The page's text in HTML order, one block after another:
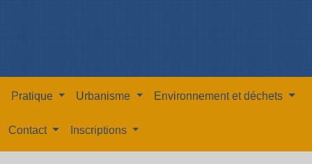
Pratique Urbanisme Environnement et déchets
Contact Inscriptions